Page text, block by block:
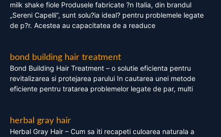
milk shake fiole Produsele fabricate ?n Italia, din brandul
„Sereni Capelli”, sunt solu?ia ideal? pentru problemele legate
de p?r. Acestea au capacitatea de a readuce
bond building hair treatment
Bond Building Hair Treatment – o solutie eficienta pentru
revitalizarea si protejarea parului In cautarea unei metode
eficiente pentru tratarea problemelor legate de par, multi
herbal gray hair
Herbal Gray Hair – Cum sa iti recapeti culoarea naturala a